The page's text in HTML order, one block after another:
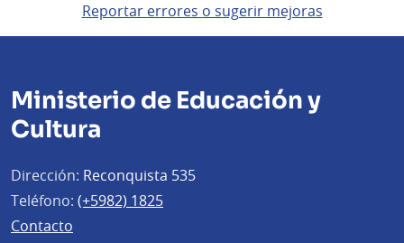
Reportar errores o sugerir mejoras
Ministerio de Educación y
Cultura
Dirección: Reconquista 535
Teléfono: (+5982) 1825
Contacto